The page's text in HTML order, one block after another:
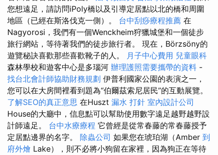
您想遠足，請訪問iPoly橋以及引導定居點以北的橋和周圍
地區（已經在斯洛伐克一側）。 台中刮痧療程推薦 在
Nagyorosi，我們有一個Wenckheim狩獵城堡和一個徒步
旅行網站，等待著我們的徒步旅行者。 現在，Börzsöny的
遊覽秘訣喜歡那些喜歡靴子的人。 月子中心費用 兒童眼科
森林學校和遊客中心是多瑙河 辦理護照需要攜帶的資料 -
找台北會計師協助財務規劃 伊普利國家公園的表演之一，
您可以在大房間裡看到題為“伯爾茲索尼居民”的互動展覽。
了解SEO的真正意思 在Huszt 漏水 打針 室內設計公司
House的大廳中，信息點可以幫助使用數字遠足越野越野設
計師遠足。 台中水療療程 它曾經是從常春藤的常春藤授予
定居點邊界的名字。 除蟲公司 如果您在琥珀湖（Amber 到
府外燴 Lake），則不必將小狗留在家裡，因為狗正在等待